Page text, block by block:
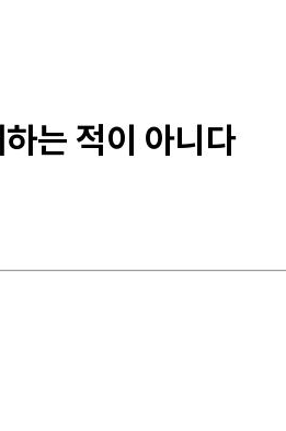
는 적이 아니다